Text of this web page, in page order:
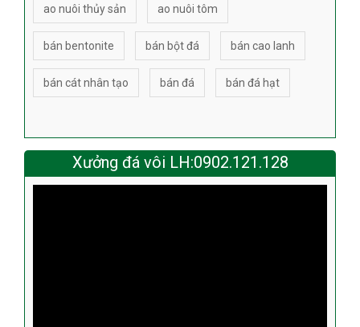
ao nuôi thủy sản ao nuôi tôm
bán bentonite bán bột đá bán cao lanh
bán cát nhân tạo bán đá bán đá hạt
Xưởng đá vôi LH:0902.121.128